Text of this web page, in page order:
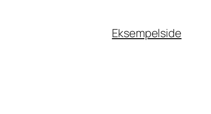
Eksempelside